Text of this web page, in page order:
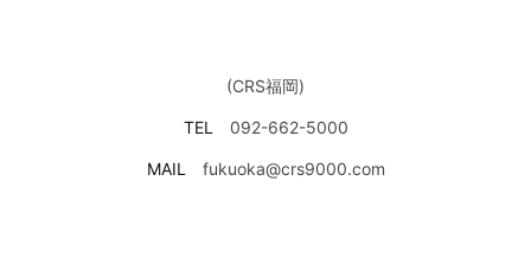
(CRS福岡)
TEL 092-662-5000
MAIL fukuoka@crs9000.com